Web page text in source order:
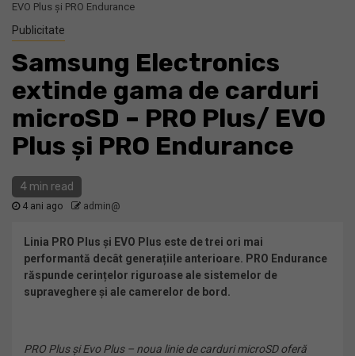
EVO Plus și PRO Endurance
Publicitate
Samsung Electronics
extinde gama de carduri
microSD – PRO Plus/ EVO
Plus și PRO Endurance
4 min read
4 ani ago admin@
Linia PRO Plus și EVO Plus este de trei ori mai
performantă decât generațiile anterioare. PRO Endurance
răspunde cerințelor riguroase ale sistemelor de
supraveghere și ale camerelor de bord.
PRO Plus și Evo Plus – noua linie de carduri microSD oferă